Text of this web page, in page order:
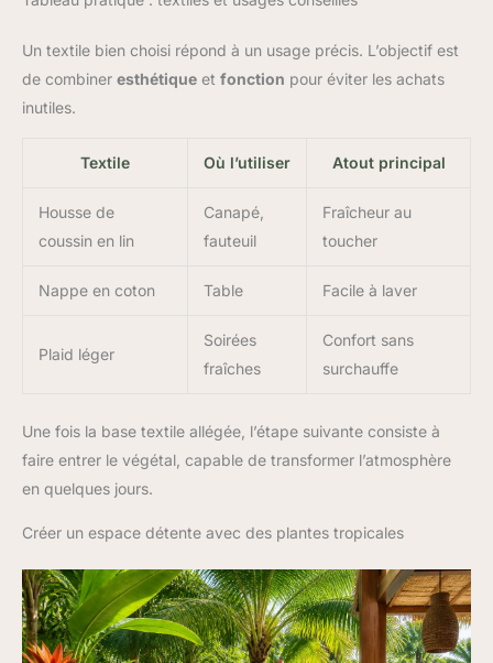
froide. Ne pas blanchir. Séchage et repassage à basse
Un textile bien choisi répond à un usage précis. L’objectif est
de combiner esthétique et fonction pour éviter les achats
inutiles.
Textile Où l’utiliser Atout principal
Housse de
coussin en lin
Canapé,
fauteuil
Fraîcheur au
toucher
Nappe en coton Table Facile à laver
Plaid léger
Soirées
fraîches
Confort sans
surchauffe
Une fois la base textile allégée, l’étape suivante consiste à
faire entrer le végétal, capable de transformer l’atmosphère
en quelques jours.
Créer un espace détente avec des plantes tropicales